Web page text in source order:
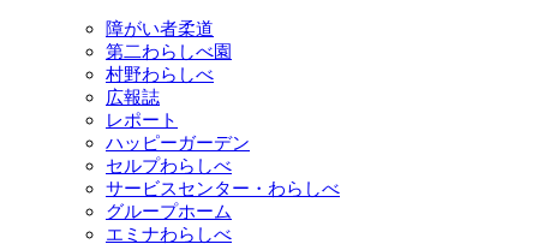
障がい者柔道
第二わらしべ園
村野わらしべ
広報誌
レポート
ハッピーガーデン
セルプわらしべ
サービスセンター・わらしべ
グループホーム
エミナわらしべ